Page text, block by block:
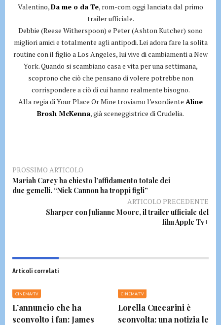
Valentino,Da me o da Te, rom-com oggi lanciata dal primo
trailer ufficiale.
Debbie (Reese Witherspoon) e Peter (Ashton Kutcher) sono
migliori amici e totalmente agli antipodi. Lei adora fare la solita
routine con il figlio a Los Angeles, lui vive di cambiamenti a New
York. Quando si scambiano casa e vita per una settimana,
scoprono che ciò che pensano di volere potrebbe non
corrispondere a ciò di cui hanno realmente bisogno.
Alla regia di Your Place Or Mine troviamo l’esordiente Aline
Brosh McKenna, già sceneggistrice di Crudelia.
PROSSIMO ARTICOLO
Mariah Carey ha chiesto l’affidamento totale dei
due gemelli. “Nick Cannon ha troppi figli”
ARTICOLO PRECEDENTE
Sharper con Julianne Moore, il trailer ufficiale del
film Apple Tv+
Articoli correlati
CINEMA/TV
L’annuncio che ha
sconvolto i fan: James
CINEMA/TV
Lorella Cuccarini è
sconvolta: una notizia le